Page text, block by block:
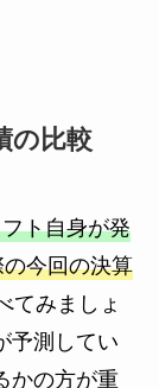
の比較
ト自身が発
の今回の決算
てみましょ
予測してい
かの方が重